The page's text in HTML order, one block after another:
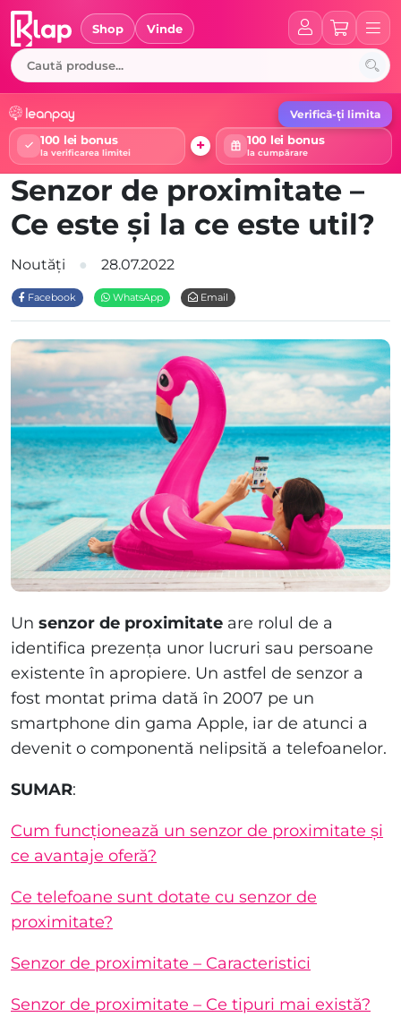
Skip
content
Shop Vinde
Verifică-ți limita
100 lei bonus
la verificarea limitei + 100 lei bonus
la cumpărare
Senzor de proximitate –
Ce este și la ce este util?
Noutăți 28.07.2022
Facebook WhatsApp Email
Un senzor de proximitate are rolul de a
identifica prezența unor lucruri sau persoane
existente în apropiere. Un astfel de senzor a
fost montat prima dată în 2007 pe un
smartphone din gama Apple, iar de atunci a
devenit o componentă nelipsită a telefoanelor.
SUMAR:
Cum funcționează un senzor de proximitate și
ce avantaje oferă?
Ce telefoane sunt dotate cu senzor de
proximitate?
Senzor de proximitate – Caracteristici
Senzor de proximitate – Ce tipuri mai există?